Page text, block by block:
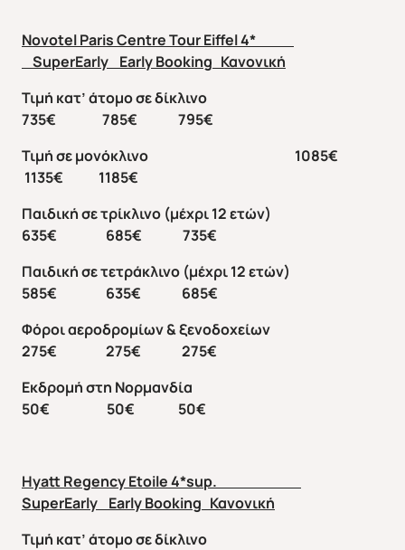
Novotel Paris Centre Tour Eiffel 4*
SuperEarly Early Booking Κανονική
Τιμή κατ’ άτομο σε δίκλινο
735€ 785€ 795€
Τιμή σε μονόκλινο 1085€
1135€ 1185€
Παιδική σε τρίκλινο (μέχρι 12 ετών)
635€ 685€ 735€
Παιδική σε τετράκλινο (μέχρι 12 ετών)
585€ 635€ 685€
Φόροι αεροδρομίων & ξενοδοχείων
275€ 275€ 275€
Εκδρομή στη Νορμανδία
50€ 50€ 50€
Hyatt Regency Etoile 4*sup.
SuperEarly Early Booking Κανονική
Τιμή κατ’ άτομο σε δίκλινο